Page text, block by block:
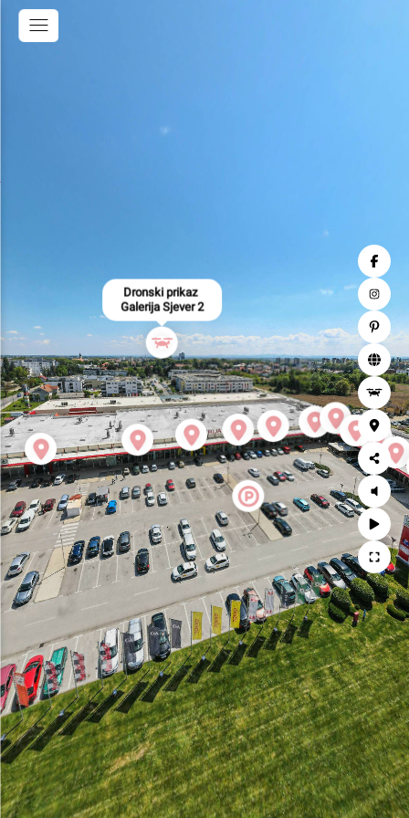
Dronski prikaz
Galerija Sjever 2